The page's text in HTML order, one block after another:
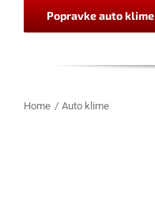
Popravke auto klime
Home Auto klime